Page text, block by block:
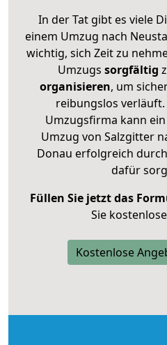
In der Tat gibt es viele
einem Umzug nach
wichtig, sich Zeit zu
Umzugs sorgfältig
organisieren, um
reibungslos
Umzugsfirma kann
Umzug von Salzgitter
Donau erfolgreich
dafür
Füllen Sie jetzt das
Sie
Kostenlose